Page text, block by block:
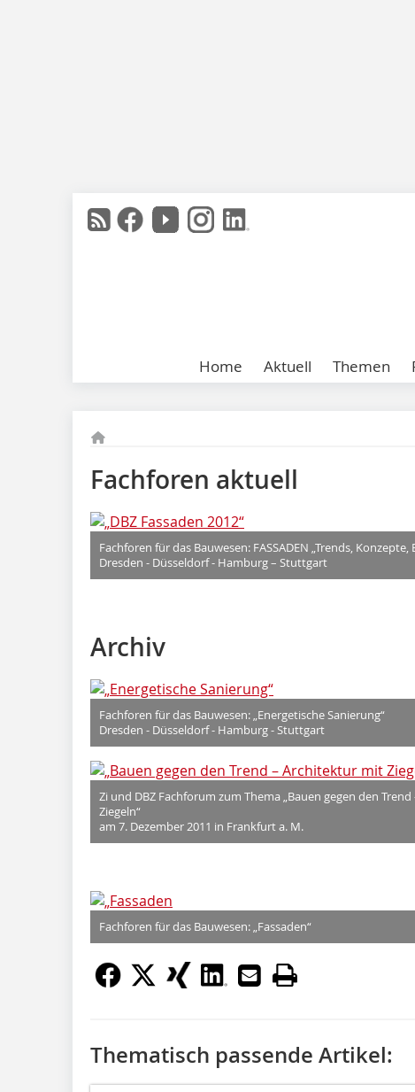
Home Aktuell Themen
Fachforen aktuell
Fachforen für das Bauwesen: FASSADEN „Trends, Konzepte,
Dresden - Düsseldorf - Hamburg – Stuttgart
Archiv
Fachforen für das Bauwesen: „Energetische Sanierung“
Dresden - Düsseldorf - Hamburg - Stuttgart
Zi und DBZ Fachforum zum Thema „Bauen gegen den
Ziegeln“
am 7. Dezember 2011 in Frankfurt a. M.
Fachforen für das Bauwesen: „Fassaden“
Thematisch passende Artikel: